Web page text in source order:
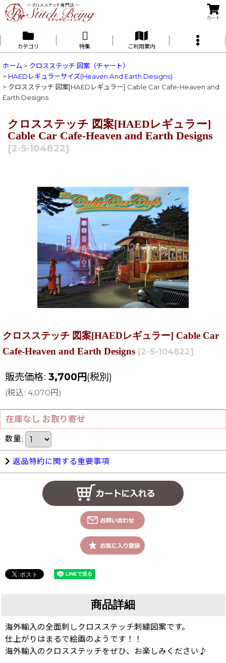
カート
カテゴリ 特集 ご利用案内
ホーム > クロスステッチ 図案（チャート）
> HAEDレギュラーサイズ(Heaven And Earth Designs)
> クロスステッチ 図案[HAEDレギュラー] Cable Car Cafe-Heaven and
Earth Designs
クロスステッチ 図案[HAEDレギュラー]
Cable Car Cafe-Heaven and Earth Designs
[2-5-104822]
クロスステッチ 図案[HAEDレギュラー] Cable Car
Cafe-Heaven and Earth Designs [2-5-104822]
販売価格: 3,700 円(税別)
(税込: 4,070円 )
在庫なし お取り寄せ
数量:
返品特約に関する重要事項
商品詳細
海外輸入の全面刺しクロスステッチ刺繍図案です。
仕上がりはまるで絵画のようです！！
海外輸入のクロスステッチをぜひ、お楽しみください♪